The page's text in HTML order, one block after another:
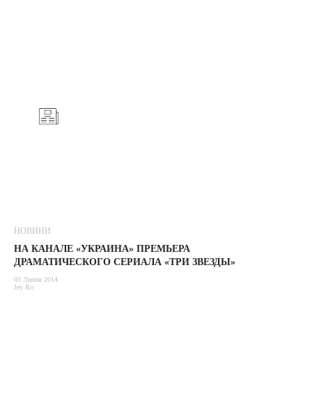
НОВИНИ
НА КАНАЛЕ «УКРАИНА» ПРЕМЬЕРА
ДРАМАТИЧЕСКОГО СЕРИАЛА «ТРИ ЗВЕЗДЫ»
03 Липня 2014
Jey Ro